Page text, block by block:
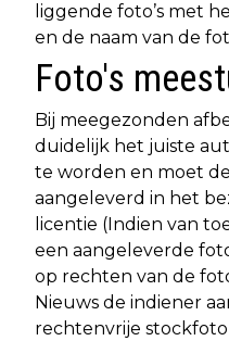
liggende foto’s met
en de naam van de
Foto's
Bij meegezonden
duidelijk het juiste
te worden en moet
aangeleverd in het
licentie (Indien van
een aangeleverde
op rechten van de
Nieuws de indiener
rechtenvrije stockfoto